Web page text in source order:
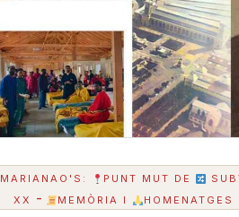
MARIANAO'S: PUNT MUT DE
XX
- MEMÒRIA I HOMENATGES